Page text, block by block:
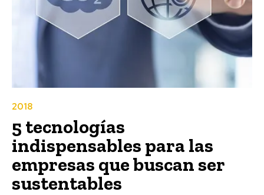
2018
5 tecnologías
indispensables para las
empresas que buscan ser
sustentables